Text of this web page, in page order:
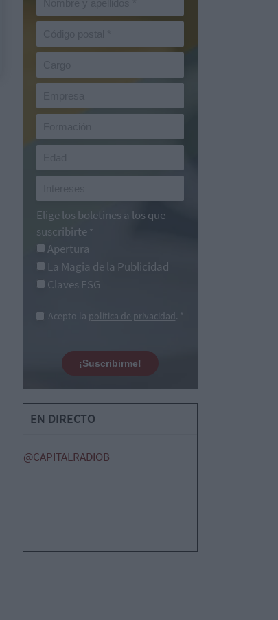
Elige los boletines a los que
suscribirte *
Apertura
La Magia de la Publicidad
Claves ESG
Acepto la política de privacidad. *
¡Suscribirme!
EN DIRECTO
@CAPITALRADIOB